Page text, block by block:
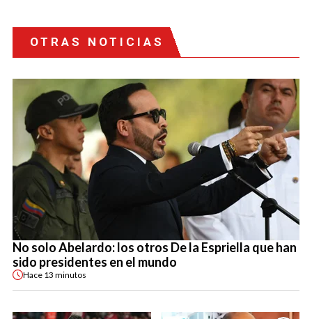
OTRAS NOTICIAS
No solo Abelardo: los otros De la Espriella que han
sido presidentes en el mundo
Hace 13 minutos